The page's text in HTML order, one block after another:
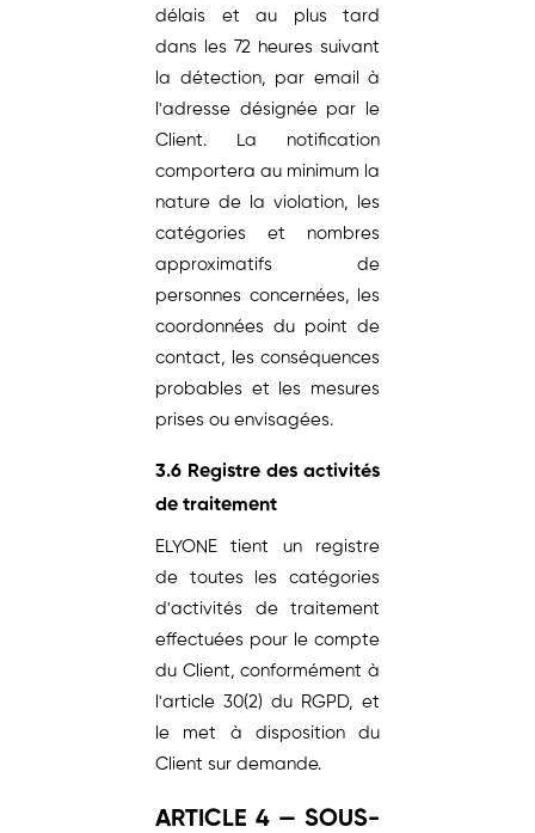
délais et au plus tard
dans les 72 heures suivant
la détection, par email à
l'adresse désignée par le
Client. La notification
comportera au minimum la
nature de la violation, les
catégories et nombres
approximatifs de
personnes concernées, les
coordonnées du point de
contact, les conséquences
probables et les mesures
prises ou envisagées.
3.6 Registre des activités
de traitement
ELYONE tient un registre
de toutes les catégories
d'activités de traitement
effectuées pour le compte
du Client, conformément à
l'article 30(2) du RGPD, et
le met à disposition du
Client sur demande.
ARTICLE 4 — SOUS-